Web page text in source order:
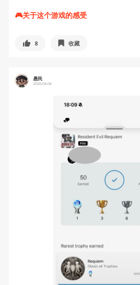
🎮关于这个游戏的感受
8 收藏
愚民
2026-04-04